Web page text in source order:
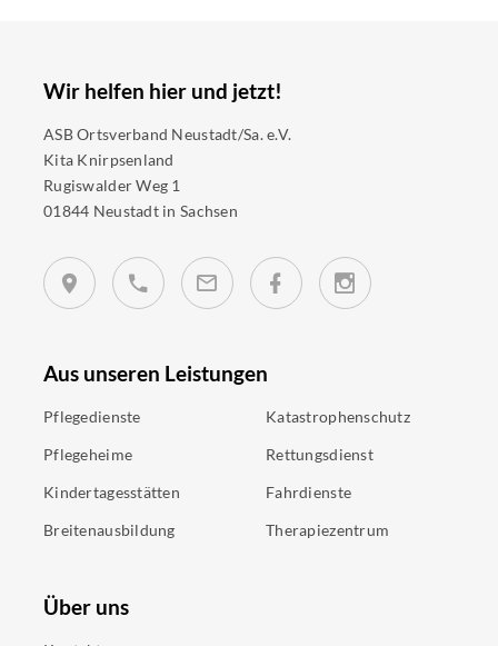
Wir helfen hier und jetzt!
ASB Ortsverband Neustadt/Sa. e.V.
Kita Knirpsenland
Rugiswalder Weg 1
01844 Neustadt in Sachsen
Aus unseren Leistungen
Pflegedienste
Pflegeheime
Kindertagesstätten
Breitenausbildung
Katastrophenschutz
Rettungsdienst
Fahrdienste
Therapiezentrum
Über uns